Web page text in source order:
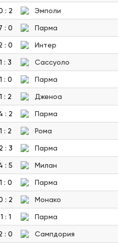
: 2 Эмполи
: 0 Парма
: 0 Интер
1 : 3 Сассуоло
1 : 0 Парма
1 : 2 Дженоа
: 2 Парма
1 : 2 Рома
2 : 3 Парма
: 5 Милан
1 : 0 Парма
: 2 Монако
1 : 1 Парма
: 0 Сампдория